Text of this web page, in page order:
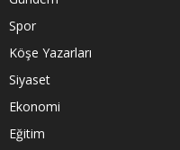
Spor
Köşe Yazarları
Siyaset
Ekonomi
Eğitim